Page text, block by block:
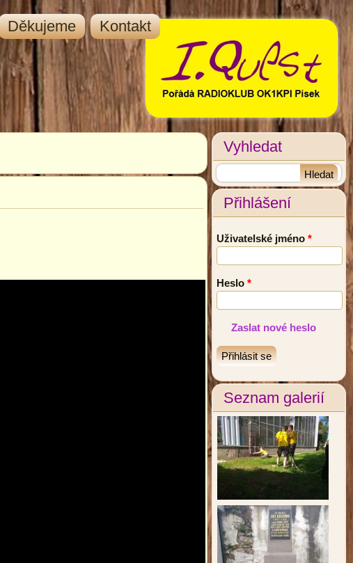
Děkujeme Kontakt
Vyhledat
Přihlášení
Uživatelské jméno *
Heslo *
Zaslat nové heslo
Seznam galerií